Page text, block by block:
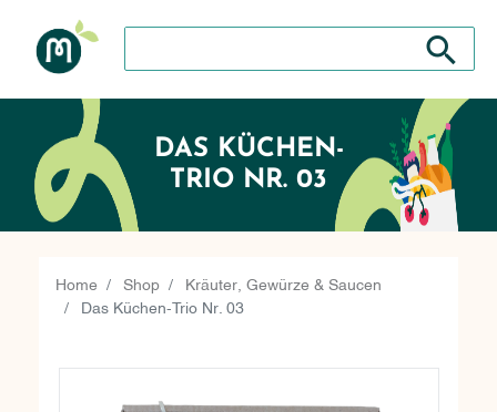
Search
DAS KÜCHEN-
TRIO NR. 03
Home Shop Kräuter, Gewürze & Saucen
Das Küchen-Trio Nr. 03